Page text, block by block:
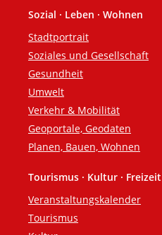
Sozial · Leben · Wohnen
Stadtportrait
Soziales und Gesellschaft
Gesundheit
Umwelt
Verkehr & Mobilität
Geoportale, Geodaten
Planen, Bauen, Wohnen
Tourismus · Kultur · Freizeit
Veranstaltungskalender
Tourismus